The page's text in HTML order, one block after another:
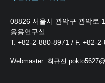
08826 서울시 관악구 관악로
응용연구실
T. +82-2-880-8971 / F. +82-
Webmaster: 최규진